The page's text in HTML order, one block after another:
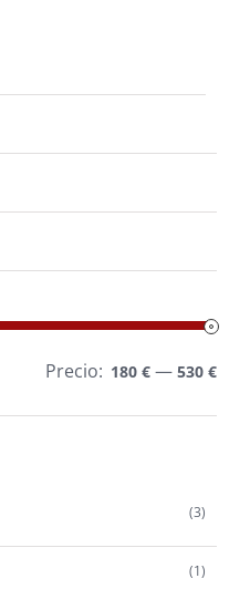
Precio: 180 € — 530 €
(3)
(1)